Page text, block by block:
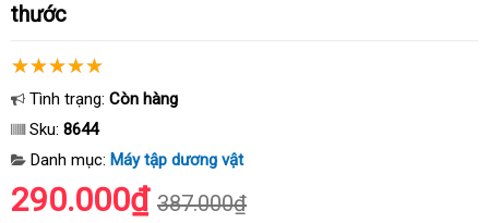
thước
Tình trạng: Còn hàng
Sku: 8644
Danh mục: Máy tập dương vật
290.000₫ 387.000₫